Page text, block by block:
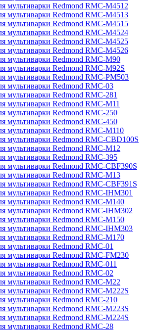
мультиварки Redmond RMC-M4512
мультиварки Redmond RMC-M4513
мультиварки Redmond RMC-M4515
мультиварки Redmond RMC-M4524
мультиварки Redmond RMC-M4525
мультиварки Redmond RMC-M4526
мультиварки Redmond RMC-M90
мультиварки Redmond RMC-M92S
мультиварки Redmond RMC-PM503
мультиварки Redmond RMC-03
мультиварки Redmond RMC-281
мультиварки Redmond RMC-M11
мультиварки Redmond RMC-250
мультиварки Redmond RMC-450
мультиварки Redmond RMC-M110
мультиварки Redmond RMC-CBD100S
мультиварки Redmond RMC-M12
мультиварки Redmond RMC-395
мультиварки Redmond RMC-CBF390S
мультиварки Redmond RMC-M13
мультиварки Redmond RMC-CBF391S
мультиварки Redmond RMC-IHM301
мультиварки Redmond RMC-M140
мультиварки Redmond RMC-IHM302
мультиварки Redmond RMC-M150
мультиварки Redmond RMC-IHM303
мультиварки Redmond RMC-M170
мультиварки Redmond RMC-01
мультиварки Redmond RMC-FM230
мультиварки Redmond RMC-011
мультиварки Redmond RMC-02
мультиварки Redmond RMC-M22
мультиварки Redmond RMC-M222S
мультиварки Redmond RMC-210
мультиварки Redmond RMC-M223S
мультиварки Redmond RMC-M224S
мультиварки Redmond RMC-28